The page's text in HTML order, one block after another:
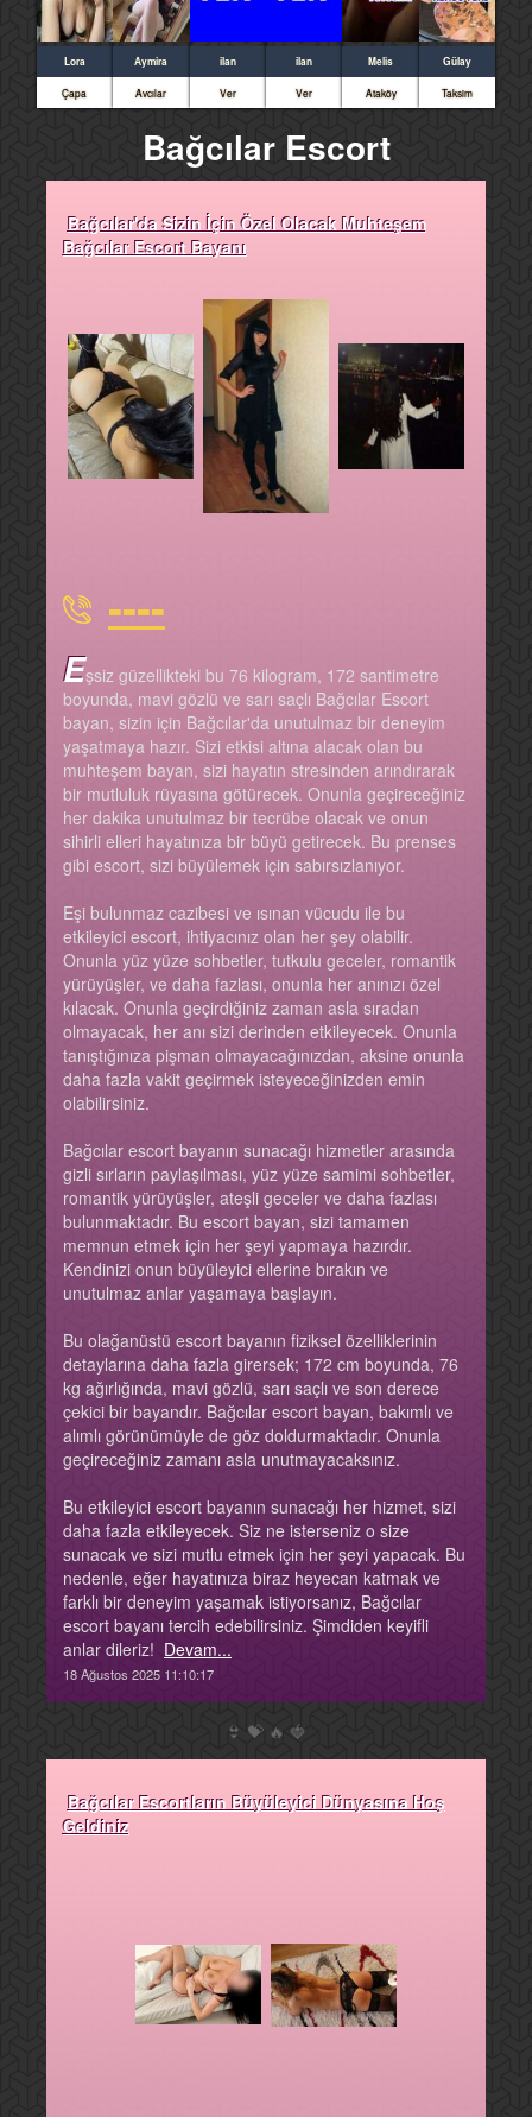
Lora
Çapa
Aymira
Avcılar
ilan
Ver
ilan
Ver
Melis
Ataköy
Gülay
Taksim
Bağcılar Escort
Bağcılar'da Sizin İçin Özel Olacak Muhteşem
Bağcılar Escort Bayanı
----
Eşsiz güzellikteki bu 76 kilogram, 172 santimetre
boyunda, mavi gözlü ve sarı saçlı Bağcılar Escort
bayan, sizin için Bağcılar'da unutulmaz bir deneyim
yaşatmaya hazır. Sizi etkisi altına alacak olan bu
muhteşem bayan, sizi hayatın stresinden arındırarak
bir mutluluk rüyasına götürecek. Onunla geçireceğiniz
her dakika unutulmaz bir tecrübe olacak ve onun
sihirli elleri hayatınıza bir büyü getirecek. Bu prenses
gibi escort, sizi büyülemek için sabırsızlanıyor.
Eşi bulunmaz cazibesi ve ısınan vücudu ile bu
etkileyici escort, ihtiyacınız olan her şey olabilir.
Onunla yüz yüze sohbetler, tutkulu geceler, romantik
yürüyüşler, ve daha fazlası, onunla her anınızı özel
kılacak. Onunla geçirdiğiniz zaman asla sıradan
olmayacak, her anı sizi derinden etkileyecek. Onunla
tanıştığınıza pişman olmayacağınızdan, aksine onunla
daha fazla vakit geçirmek isteyeceğinizden emin
olabilirsiniz.
Bağcılar escort bayanın sunacağı hizmetler arasında
gizli sırların paylaşılması, yüz yüze samimi sohbetler,
romantik yürüyüşler, ateşli geceler ve daha fazlası
bulunmaktadır. Bu escort bayan, sizi tamamen
memnun etmek için her şeyi yapmaya hazırdır.
Kendinizi onun büyüleyici ellerine bırakın ve
unutulmaz anlar yaşamaya başlayın.
Bu olağanüstü escort bayanın fiziksel özelliklerinin
detaylarına daha fazla girersek; 172 cm boyunda, 76
kg ağırlığında, mavi gözlü, sarı saçlı ve son derece
çekici bir bayandır. Bağcılar escort bayan, bakımlı ve
alımlı görünümüyle de göz doldurmaktadır. Onunla
geçireceğiniz zamanı asla unutmayacaksınız.
Bu etkileyici escort bayanın sunacağı her hizmet, sizi
daha fazla etkileyecek. Siz ne isterseniz o size
sunacak ve sizi mutlu etmek için her şeyi yapacak. Bu
nedenle, eğer hayatınıza biraz heyecan katmak ve
farklı bir deneyim yaşamak istiyorsanız, Bağcılar
escort bayanı tercih edebilirsiniz. Şimdiden keyifli
anlar dileriz! Devam...
18 Ağustos 2025 11:10:17
👙 💝 🔥 🍓
Bağcılar Escortların Büyüleyici Dünyasına Hoş
Geldiniz